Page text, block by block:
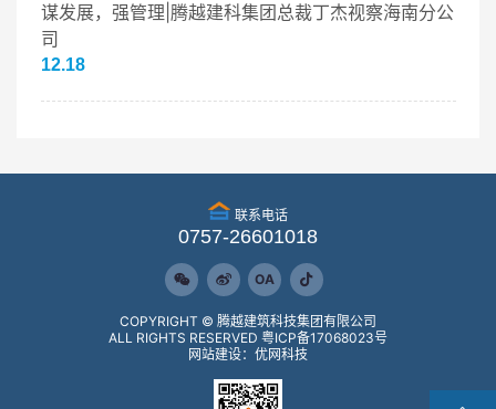
谋发展，强管理|腾越建科集团总裁丁杰视察海南分公
司
12.18
联系电话
0757-26601018
OA
COPYRIGHT © 腾越建筑科技集团有限公司
ALL RIGHTS RESERVED 粤ICP备17068023号
网站建设：优网科技